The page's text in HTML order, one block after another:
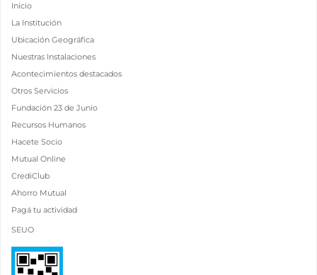
Inicio
La Institución
Ubicación Geográfica
Nuestras Instalaciones
Acontecimientos destacados
Otros Servicios
Fundación 23 de Junio
Recursos Humanos
Hacete Socio
Mutual Online
CrediClub
Ahorro Mutual
Pagá tu actividad
SEUO